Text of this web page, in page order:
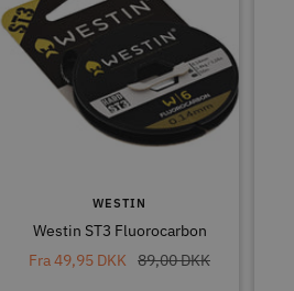
WESTIN
Westin ST3 Fluorocarbon
Tilbudspris
Fra49,95 DKK
Normal
89,00 DKK